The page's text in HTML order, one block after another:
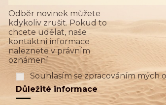
Odběr novinek můžete
kdykoliv zrušit. Pokud to
chcete udělat, naše
kontaktní informace
naleznete v právním
oznámení.
Souhlasím se zpracováním mých
Důležité informace